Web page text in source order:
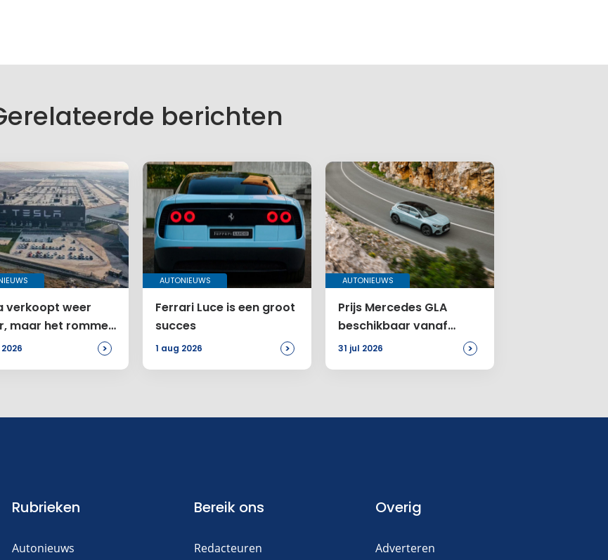
berichten
verkoopt weer
maar het rommelt
Amerikanen
>
AUTONIEUWS
Ferrari Luce is een groot
succes
1 aug 2026 >
AUTONIEUWS
Prijs Mercedes GLA
beschikbaar vanaf
46.899 euro
31 jul 2026 >
Rubrieken
Autonieuws
Bereik ons
Redacteuren
Overig
Adverteren